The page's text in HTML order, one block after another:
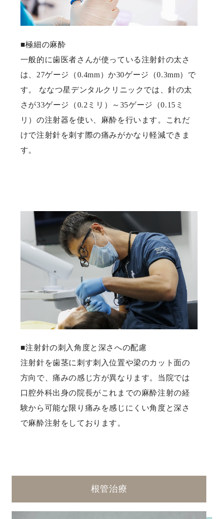
■極細の麻酔
一般的に歯医者さんが使っている注射針の太さ
は、27ゲージ（0.4mm）か30ゲージ（0.3mm）で
す。 ななつ星デンタルクリニックでは、針の太
さが33ゲージ（0.2ミリ）～35ゲージ（0.15ミ
リ）の注射器を使い、麻酔を行います。これだ
けで注射針を刺す際の痛みがかなり軽減できま
す。
■注射針の刺入角度と深さへの配慮
注射針を歯茎に刺す刺入位置や梁のカット面の
方向で、痛みの感じ方が異なります。当院では
口腔外科出身の院長がこれまでの麻酔注射の経
験から可能な限り痛みを感じにくい角度と深さ
で麻酔注射をしております。
根管治療